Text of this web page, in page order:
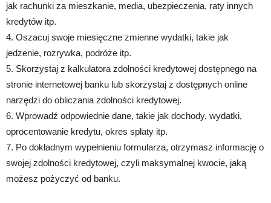
jak rachunki za mieszkanie, media, ubezpieczenia, raty innych
kredytów itp.
4. Oszacuj swoje miesięczne zmienne wydatki, takie jak
jedzenie, rozrywka, podróże itp.
5. Skorzystaj z kalkulatora zdolności kredytowej dostępnego na
stronie internetowej banku lub skorzystaj z dostępnych online
narzędzi do obliczania zdolności kredytowej.
6. Wprowadź odpowiednie dane, takie jak dochody, wydatki,
oprocentowanie kredytu, okres spłaty itp.
7. Po dokładnym wypełnieniu formularza, otrzymasz informację o
swojej zdolności kredytowej, czyli maksymalnej kwocie, jaką
możesz pożyczyć od banku.